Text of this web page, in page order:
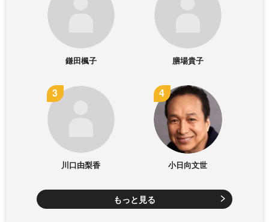
鎌田楓子 膳場貴子
川口由梨香 小日向文世
もっと見る